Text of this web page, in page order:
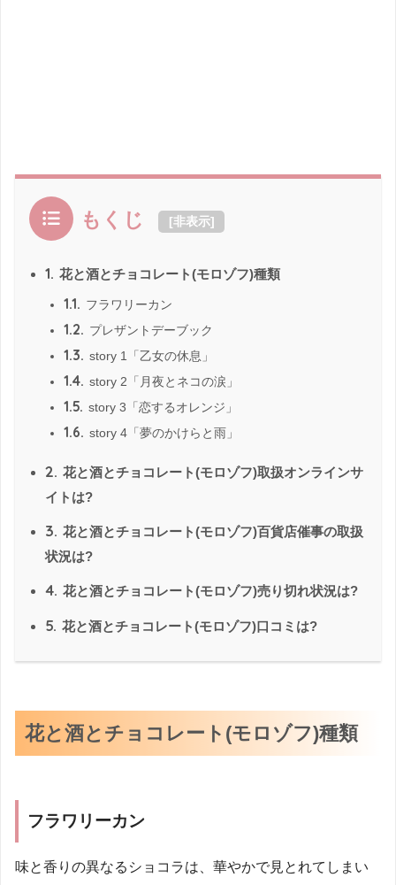
もくじ [非表示]
1. 花と酒とチョコレート(モロゾフ)種類
1.1. フラワリーカン
1.2. プレザントデーブック
1.3. story 1「乙女の休息」
1.4. story 2「月夜とネコの涙」
1.5. story 3「恋するオレンジ」
1.6. story 4「夢のかけらと雨」
2. 花と酒とチョコレート(モロゾフ)取扱オンラインサ
イトは?
3. 花と酒とチョコレート(モロゾフ)百貨店催事の取扱
状況は?
4. 花と酒とチョコレート(モロゾフ)売り切れ状況は?
5. 花と酒とチョコレート(モロゾフ)口コミは?
花と酒とチョコレート(モロゾフ)種類
フラワリーカン
味と香りの異なるショコラは、華やかで見とれてしまい